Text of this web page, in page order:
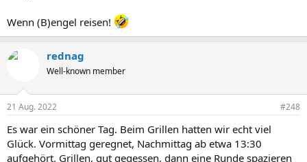
Wenn (B)engel reisen!
rednag
Well-known member
21 Aug. 2022 #248
Es war ein schöner Tag. Beim Grillen hatten wir echt viel
Glück. Vormittag geregnet, Nachmittag ab etwa 13:30
aufgehört. Grillen, gut gegessen, dann eine Runde spazieren